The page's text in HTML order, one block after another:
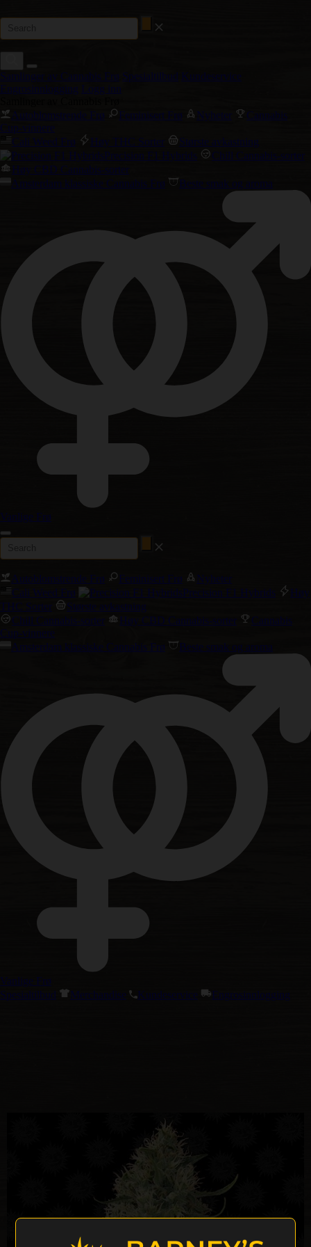
Samlinger av Cannabis Frø Spesialtilbud Kundeservice
Engrosinnlogging Logg inn
Autoblomstrende Frø
Feminisert Frø Nyheter
Cannabis
Cup-vinnere
Cali Weed Frø
Høy THC Sorter
Største avkastning
Precision F1 Hybrids
Chill Cannabis-sorter
Høy CBD Cannabis-sorter
Amsterdam klassiske Cannabis Frø
Beste smak og aroma
Vanlige Frø
Autoblomstrende Frø Feminisert Frø
Nyheter
Cali Weed Frø
Precision F1 Hybrids
Høy
THC Sorter
Største avkastning
Chill Cannabis-sorter
Høy CBD Cannabis-sorter
Cannabis
Cup-vinnere
Amsterdam klassiske Cannabis Frø
Beste smak og aroma
Vanlige Frø
Spesialtilbud
Merchandise Kundeservice Engrosinnlogging